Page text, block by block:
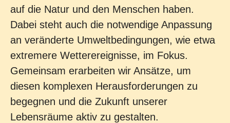
auf die Natur und den Menschen haben.
Dabei steht auch die notwendige Anpassung
an veränderte Umweltbedingungen, wie etwa
extremere Wetterereignisse, im Fokus.
Gemeinsam erarbeiten wir Ansätze, um
diesen komplexen Herausforderungen zu
begegnen und die Zukunft unserer
Lebensräume aktiv zu gestalten.